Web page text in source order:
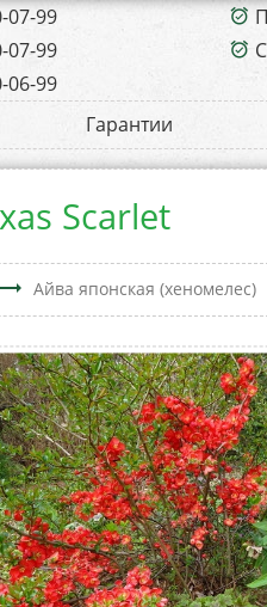
07-99
07-99
06-99
alarm_on
alarm_on
Гарантии
Scarlet
trending_flat Айва японская (хеномелес)